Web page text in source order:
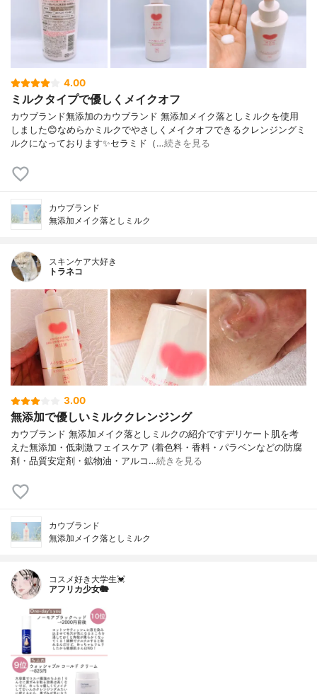
4.00
ミルクタイプで優しくメイクオフ
カウブランド無添加のカウブランド 無添加メイク落としミルクを使用
しました😊なめらかミルクでやさしくメイクオフできるクレンジングミ
ルクになっております✨セラミド（…続きを見る
カウブランド
無添加メイク落としミルク
スキンケア大好き
トラネコ
3.00
無添加で優しいミルククレンジング
カウブランド 無添加メイク落としミルクの紹介ですデリケート肌を考
えた無添加・低刺激フェイスケア (着色料・香料・パラベンなどの防腐
剤・品質安定剤・鉱物油・アルコ…続きを見る
カウブランド
無添加メイク落としミルク
コスメ好き大学生💓
アフリカ少女🐘